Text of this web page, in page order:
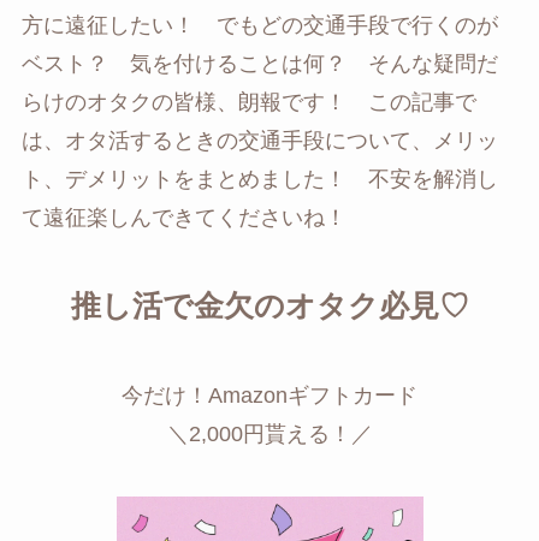
方に遠征したい！ でもどの交通手段で行くのが
ベスト？ 気を付けることは何？ そんな疑問だ
らけのオタクの皆様、朗報です！ この記事で
は、オタ活するときの交通手段について、メリッ
ト、デメリットをまとめました！ 不安を解消し
て遠征楽しんできてくださいね！
推し活で金欠のオタク必見♡
今だけ！Amazonギフトカード
＼2,000円貰える！／